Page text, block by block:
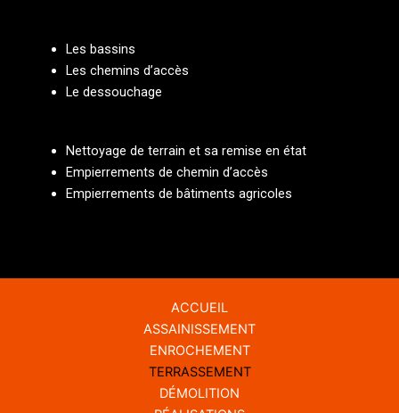
Les bassins
Les chemins d’accès
Le dessouchage
Nettoyage de terrain et sa remise en état
Empierrements de chemin d’accès
Empierrements de bâtiments agricoles
ACCUEIL
ASSAINISSEMENT
ENROCHEMENT
TERRASSEMENT
DÉMOLITION